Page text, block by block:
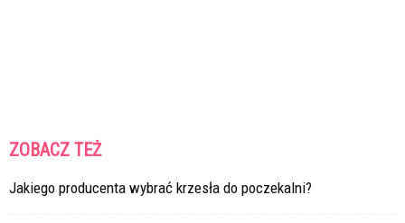
ZOBACZ TEŻ
Jakiego producenta wybrać krzesła do poczekalni?